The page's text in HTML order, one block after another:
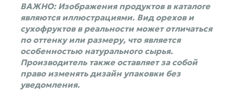
ВАЖНО: Изображения продуктов в каталоге
являются иллюстрациями. Вид орехов и
сухофруктов в реальности может отличаться
по оттенку или размеру, что является
особенностью натурального сырья.
Производитель также оставляет за собой
право изменять дизайн упаковки без
уведомления.